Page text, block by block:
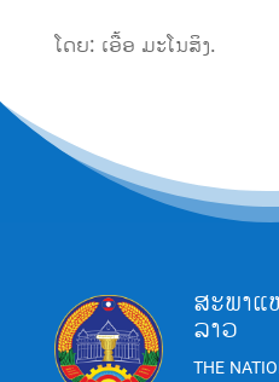
ໂດຍ: ເອື້ອ ມະໂນສິງ.
ສະພາ
ລາວ
THE